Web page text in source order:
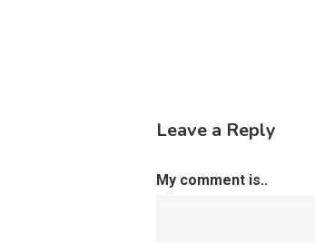
Leave a Reply
My comment is..